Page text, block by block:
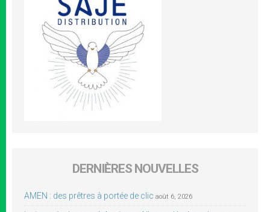
DERNIÈRES NOUVELLES
AMEN : des prêtres à portée de clic août 6, 2026